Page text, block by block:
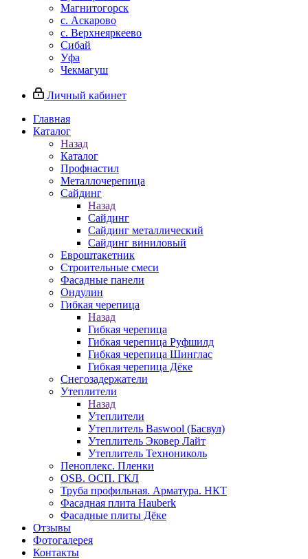
Магнитогорск
с. Аскарово
с. Верхнеяркеево
Сибай
Уфа
Чекмагуш
Личный кабинет
Главная
Каталог
Назад
Каталог
Профнастил
Металлочерепица
Сайдинг
Назад
Сайдинг
Сайдинг металлический
Сайдинг виниловый
Евроштакетник
Строительные смеси
Фасадные панели
Ондулин
Гибкая черепица
Назад
Гибкая черепица
Гибкая черепица Руфшилд
Гибкая черепица Шинглас
Гибкая черепица Дёке
Снегозадержатели
Утеплители
Назад
Утеплители
Утеплитель Baswool (Басвул)
Утеплитель Эковер Лайт
Утеплитель Технониколь
Пеноплекс. Пленки
OSB. ОСП. ГКЛ
Труба профильная. Арматура. НКТ
Фасадная плита Hauberk
Фасадные плиты Дёке
Отзывы
Фотогалерея
Контакты